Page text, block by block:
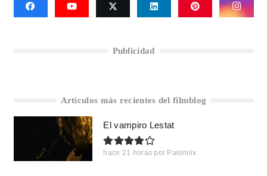
Publicidad
Artículos más recientes del filmblog
El vampiro Lestat
hace 21 horas por Palomiix